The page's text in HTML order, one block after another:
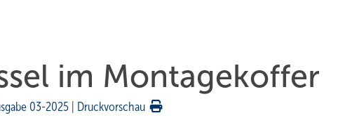
im Montagekoffer
03-2025 Druckvorschau